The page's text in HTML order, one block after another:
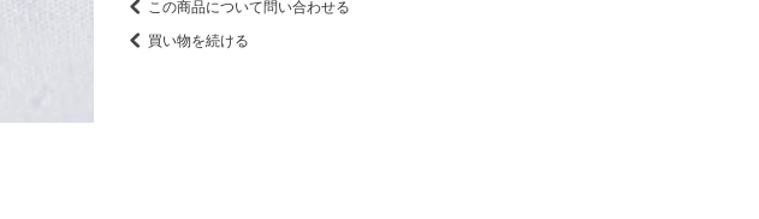
この商品について問い合わせる
買い物を続ける